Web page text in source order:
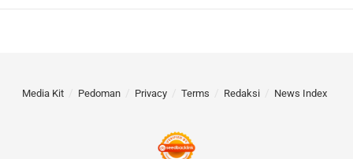
Media Kit Pedoman Privacy Terms Redaksi News Index